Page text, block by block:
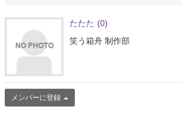
たたた (0)
笑う箱舟 制作部
メンバーに登録